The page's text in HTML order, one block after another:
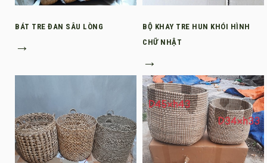
BÁT TRE ĐAN SÂU LÒNG
→
BỘ KHAY TRE HUN KHÓI HÌNH
CHỮ NHẬT
→